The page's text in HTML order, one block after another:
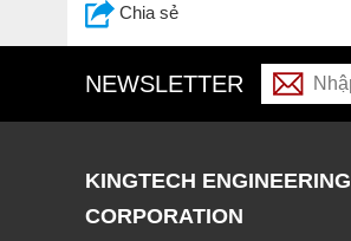
Chia sẻ
NEWSLETTER
KINGTECH ENGINEERING
CORPORATION